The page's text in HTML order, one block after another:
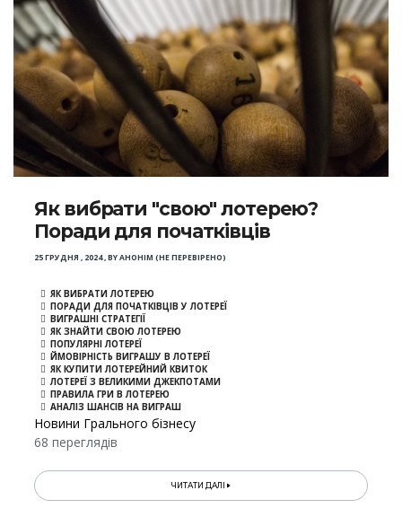
Як вибрати "свою" лотерею?
Поради для початківців
25 ГРУДНЯ , 2024,BYАНОНІМ (НЕ ПЕРЕВІРЕНО)
ЯК ВИБРАТИ ЛОТЕРЕЮ
ПОРАДИ ДЛЯ ПОЧАТКІВЦІВ У ЛОТЕРЕЇ
ВИГРАШНІ СТРАТЕГІЇ
ЯК ЗНАЙТИ СВОЮ ЛОТЕРЕЮ
ПОПУЛЯРНІ ЛОТЕРЕЇ
ЙМОВІРНІСТЬ ВИГРАШУ В ЛОТЕРЕЇ
ЯК КУПИТИ ЛОТЕРЕЙНИЙ КВИТОК
ЛОТЕРЕЇ З ВЕЛИКИМИ ДЖЕКПОТАМИ
ПРАВИЛА ГРИ В ЛОТЕРЕЮ
АНАЛІЗ ШАНСІВ НА ВИГРАШ
Новини Грального бізнесу
68 переглядів
ЧИТАТИ ДАЛІ